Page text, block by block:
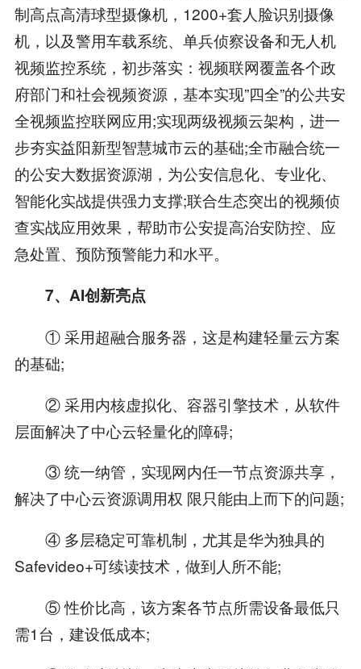
制高点高清球型摄像机，1200+套人脸识别摄像
机，以及警用车载系统、单兵侦察设备和无人机
视频监控系统，初步落实：视频联网覆盖各个政
府部门和社会视频资源，基本实现”四全”的公共安
全视频监控联网应用;实现两级视频云架构，进一
步夯实益阳新型智慧城市云的基础;全市融合统一
的公安大数据资源湖，为公安信息化、专业化、
智能化实战提供强力支撑;联合生态突出的视频侦
查实战应用效果，帮助市公安提高治安防控、应
急处置、预防预警能力和水平。
7、AI创新亮点
① 采用超融合服务器，这是构建轻量云方案
的基础;
② 采用内核虚拟化、容器引擎技术，从软件
层面解决了中心云轻量化的障碍;
③ 统一纳管，实现网内任一节点资源共享，
解决了中心云资源调用权 限只能由上而下的问题;
④ 多层稳定可靠机制，尤其是华为独具的
Safevideo+可续读技术，做到人所不能;
⑤ 性价比高，该方案各节点所需设备最低只
需1台，建设低成本;